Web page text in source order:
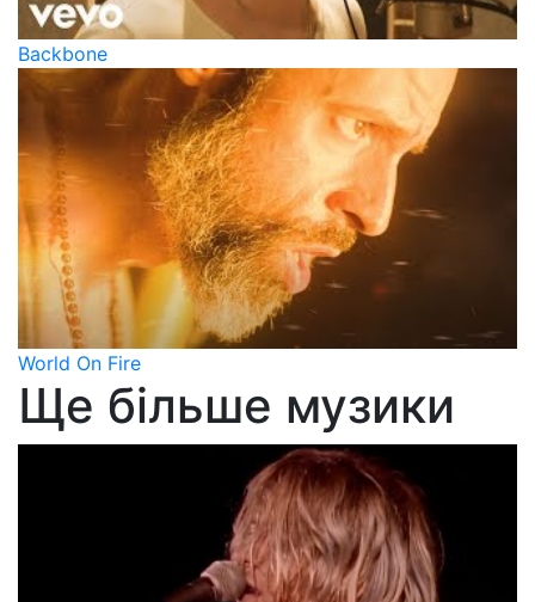
Backbone
World On Fire
Ще більше музики